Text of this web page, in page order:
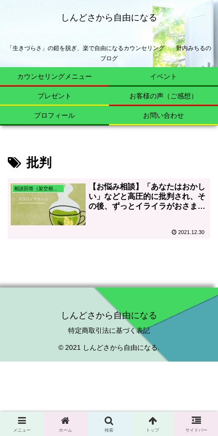
しんどさから自由になる
「生きづらさ」の鎧を脱ぎ、楽で自由になるカウンセリング 野内みちるの
ブログ
カウンセリングメニュー イベント
プレゼント お客様の声（ご感想）
プロフィール お問い合わせ
批判
【お悩み相談】「あなたはおかし
い」などと高圧的に批判され、そ
の後、ずっとイライラがおさまら
2021.12.30
しんどさから自由になる
特定商取引法に基づく表記
© 2021 しんどさから自由になる.
メニュー ホーム 検索 トップ サイドバー